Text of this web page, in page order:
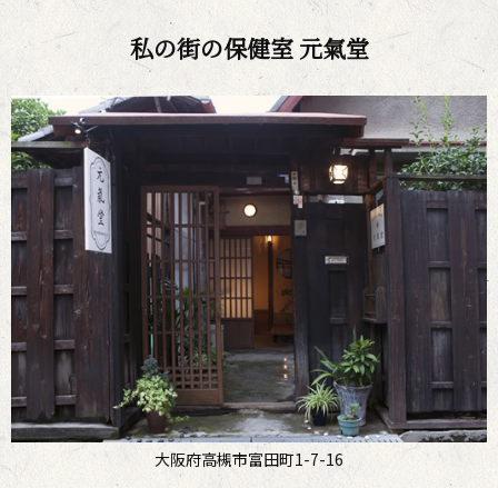
私の街の保健室 元氣堂
大阪府高槻市富田町1-7-16